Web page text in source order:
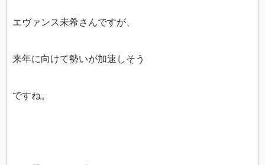
エヴァンス未希さんですが、
来年に向けて勢いが加速しそう
ですね。